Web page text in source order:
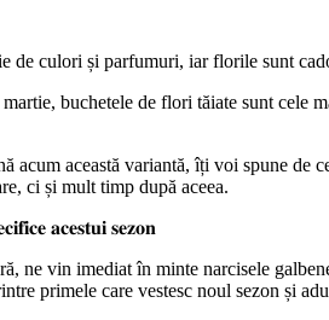
de culori și parfumuri, iar florile sunt
buchetele de flori tăiate sunt cele
acum această variantă, îți voi spune
ci și mult timp după aceea.
𝐚𝐜𝐞𝐬𝐭𝐮𝐢 𝐬𝐞𝐳𝐨𝐧
ne vin imediat în minte narcisele
primele care vestesc noul sezon și